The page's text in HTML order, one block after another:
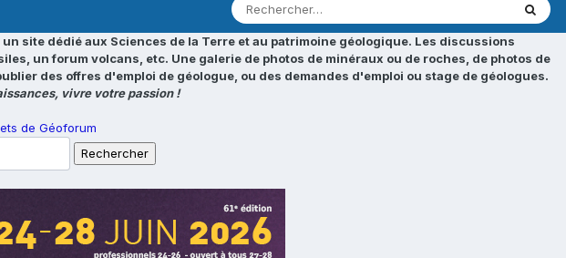
site dédié aux Sciences de la Terre et au patrimoine géologique. Les discussions
un forum volcans, etc. Une galerie de photos de minéraux ou de roches, de photos de
des offres d'emploi de géologue, ou des demandes d'emploi ou stage de géologues.
vivre votre passion !
de Géoforum